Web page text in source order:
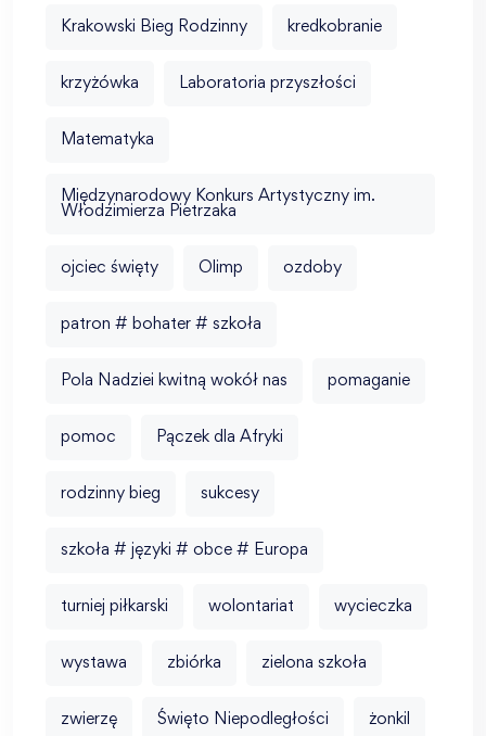
Krakowski Bieg Rodzinny kredkobranie
krzyżówka Laboratoria przyszłości
Matematyka
Międzynarodowy Konkurs Artystyczny im.
Włodzimierza Pietrzaka
ojciec święty Olimp ozdoby
patron # bohater # szkoła
Pola Nadziei kwitną wokół nas pomaganie
pomoc Pączek dla Afryki
rodzinny bieg sukcesy
szkoła # języki # obce # Europa
turniej piłkarski wolontariat wycieczka
wystawa zbiórka zielona szkoła
zwierzę Święto Niepodległości żonkil